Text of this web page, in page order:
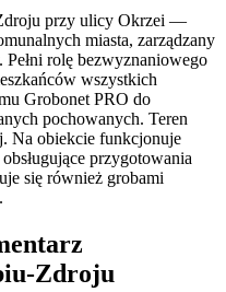
przy ulicy Okrzei —
miasta, zarządzany
Pełni rolę bezwyznaniowego
wszystkich
Grobonet PRO do
pochowanych. Teren
Na obiekcie funkcjonuje
przygotowania
się również grobami
Zdroju